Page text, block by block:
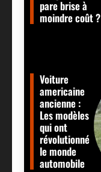
pare brise à
moindre coût ?
Voiture
americaine
ancienne :
Les modèles
qui ont
révolutionné
le monde
automobile